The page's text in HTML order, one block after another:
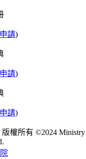
申請)
申請)
申請)
權所有 ©2024 Ministry